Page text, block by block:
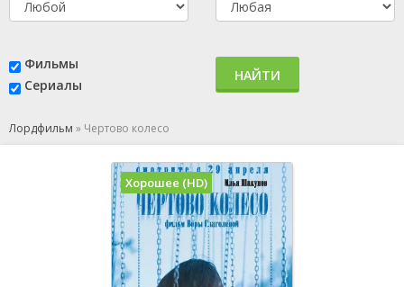
Фильмы
Сериалы
НАЙТИ
Лордфильм » Чертово колесо
Хорошее (HD)